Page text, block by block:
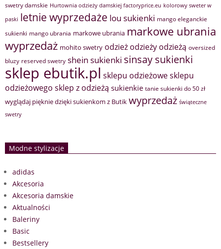
swetry damskie Hurtownia odzieży damskiej factoryprice.eu kolorowy sweter w
paski letnie wyprzedaże lou sukienki mango eleganckie
sukienki mango ubrania markowe ubrania markowe ubrania
wyprzedaż mohito swetry odzież odzieży odzieżą oversized
bluzy reserved swetry shein sukienki sinsay sukienki
sklep ebutik.pl sklepu odzieżowesklepu
odzieżowego sklep z odzieżą sukienkie tanie sukienki do 50 zł
wyglądaj pięknie dzięki sukienkom z Butik wyprzedaż świąteczne
swetry
Modne stylizacje
adidas
Akcesoria
Akcesoria damskie
Aktualności
Baleriny
Basic
Bestsellery